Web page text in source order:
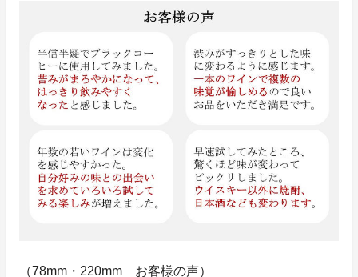
（78mm・220mm お客様の声）